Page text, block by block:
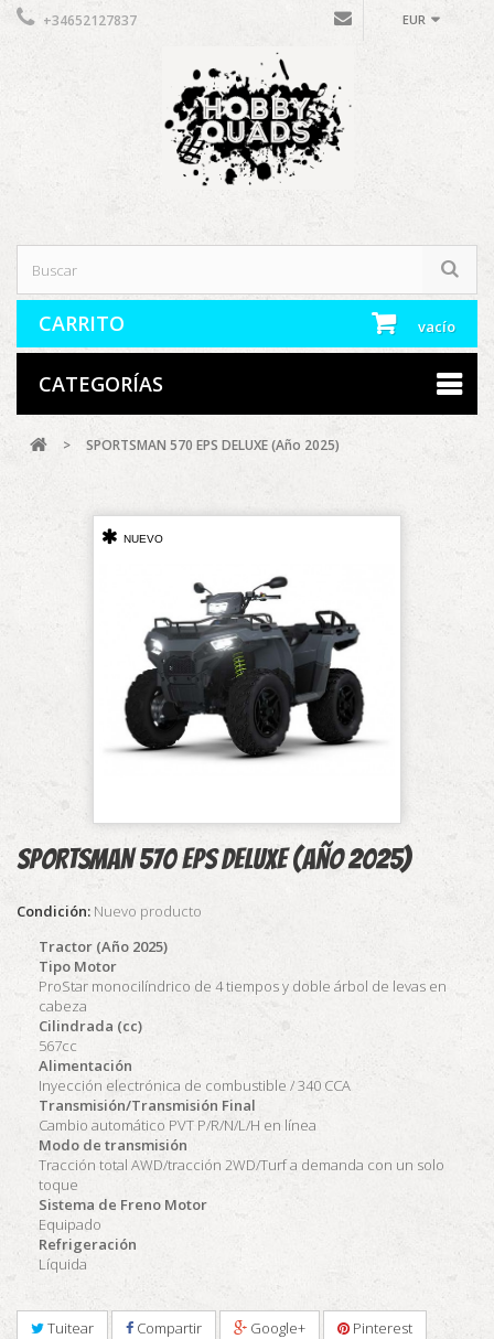
EUR
+34652127837
CARRITO vacío
CATEGORÍAS
> SPORTSMAN 570 EPS DELUXE (Año 2025)
NUEVO
SPORTSMAN 570 EPS DELUXE (Año 2025)
Condición: Nuevo producto
Tractor (Año 2025)
Tipo Motor
ProStar monocilíndrico de 4 tiempos y doble árbol de levas en
cabeza
Cilindrada (cc)
567cc
Alimentación
Inyección electrónica de combustible / 340 CCA
Transmisión/Transmisión Final
Cambio automático PVT P/R/N/L/H en línea
Modo de transmisión
Tracción total AWD/tracción 2WD/Turf a demanda con un solo
toque
Sistema de Freno Motor
Equipado
Refrigeración
Líquida
Tuitear Compartir Google+ Pinterest